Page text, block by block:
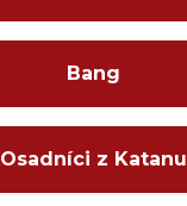
Bang
Osadníci z Katanu